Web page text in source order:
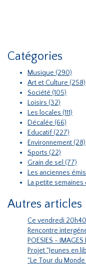
Catégories
Musique (290)
Art et Culture (258)
Société (105)
Loisirs (32)
Les locales (111)
Décalée (66)
Educatif (227)
Environnement (28)
Sports (22)
Grain de sel (77)
Les anciennes
La petite semaines
Autres articles
Ce vendredi
Rencontre
POESIES -
Projet "Jeunes en
"Le Tour du